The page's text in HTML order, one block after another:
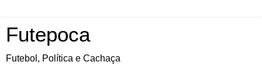
Futepoca
Futebol, Política e Cachaça